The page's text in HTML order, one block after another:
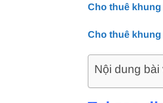
Cho thuê khung
Cho thuê khung
Nội dung bài